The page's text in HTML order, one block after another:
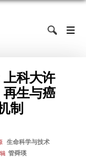
上科大许
生与癌
制
生命科学与技术
管舜瑛